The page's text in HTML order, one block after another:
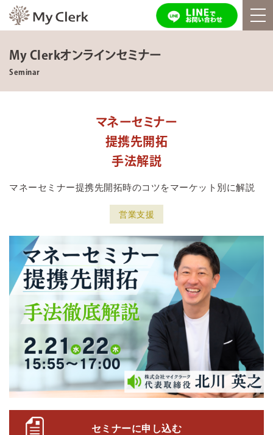
My Clerkオンラインセミナー
Seminar
マネーセミナー
提携先開拓
手法解説
マネーセミナー提携先開拓時のコツをマーケット別に解説
営業支援
セミナーに申し込む